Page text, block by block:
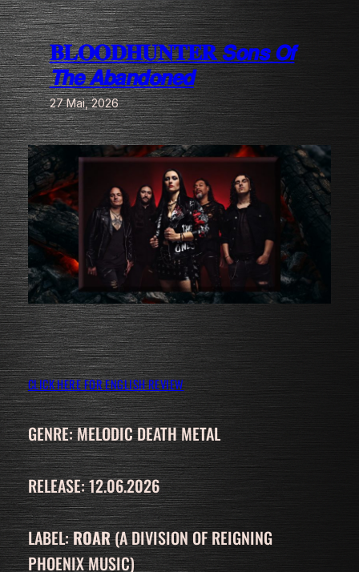
Zum
Inhalt
springen𝐁𝐋𝐎𝐎𝐃𝐇𝐔𝐍𝐓𝐄𝐑 𝙎𝙤𝙣𝙨 𝙊𝙛
𝙏𝙝𝙚 𝘼𝙗𝙖𝙣𝙙𝙤𝙣𝙚𝙙
27 Mai, 2026
CLICK HERE FOR ENGLISH REVIEW
GENRE: MELODIC DEATH METAL
RELEASE: 12.06.2026
LABEL:ROAR(A DIVISION OF REIGNING
PHOENIX MUSIC)